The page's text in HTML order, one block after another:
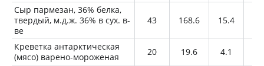
Сыр пармезан, 36% белка,
твердый, м.д.ж. 36% в сух. в-
ве
43 168.6 15.4
Креветка антарктическая
(мясо) варено-мороженая
20 19.6 4.1